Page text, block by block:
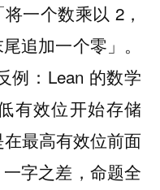
一个数乘以 2，
追加一个零」。
例：Lean 的数学
有效位开始存储
最高有效位前面
字之差，命题全